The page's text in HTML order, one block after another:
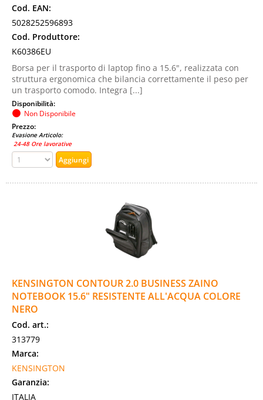
Cod. EAN:
5028252596893
Cod. Produttore:
K60386EU
Borsa per il trasporto di laptop fino a 15.6", realizzata con
struttura ergonomica che bilancia correttamente il peso per
un trasporto comodo. Integra [...]
Disponibilità:
Non Disponibile
Prezzo:
Evasione Articolo:
24-48 Ore lavorative
KENSINGTON CONTOUR 2.0 BUSINESS ZAINO
NOTEBOOK 15.6" RESISTENTE ALL'ACQUA COLORE
NERO
Cod. art.:
313779
Marca:
KENSINGTON
Garanzia:
ITALIA